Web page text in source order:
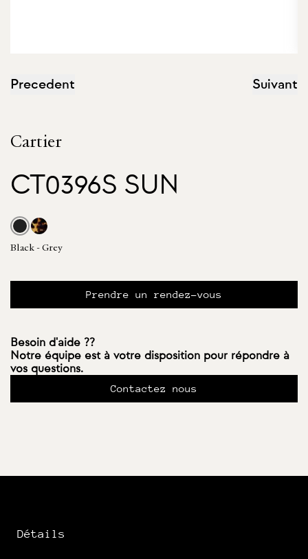
Precedent Suivant
Cartier
CT0396S SUN
Black - Grey
Prendre un rendez-vous
Besoin d'aide ??
Notre équipe est à votre disposition pour répondre à
vos questions.
Contactez nous
Détails